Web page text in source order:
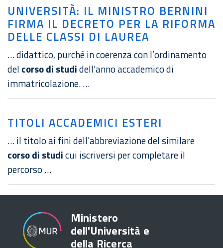
UNIVERSITÀ: IL MINISTRO BERNINI
FIRMA IL DECRETO PER LA RIFORMA
DELLE CLASSI DI LAUREA
… didattico, purché in coerenza con l’ordinamento
del corso di studidell’anno accademico di
immatricolazione. …
TITOLI ACCADEMICI ESTERI
… il titolo ai fini dell'abbreviazione del similare
corso di studicui iscriversi per completare il
percorso …
Ministero
dell'Università e
della Ricerca